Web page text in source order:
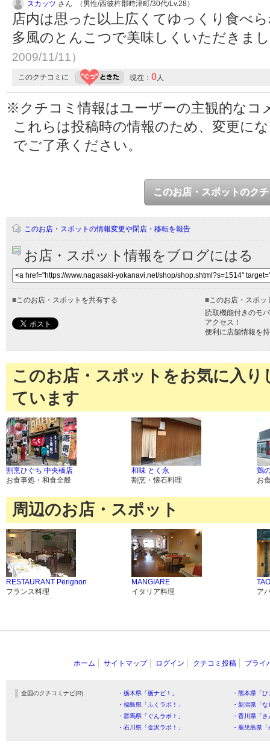
スカッツ さん （男性/西彼杵郡時津町/30代/Lv.28）
店内は思った以上広くてゆっくり食べ
多風のとんこつで美味しくいただきま
2009/11/11）
このクチコミに 現在： 0人
※クチコミ情報はユーザーの主観的なコ
これらは投稿時の情報のため、変更に
でご了承ください。
このお店・スポットのク
このお店・スポットの情報変更や閉店・移転を報告
お店・スポット情報をブログにはる
■このお店・スポットを共有する ■このお店・スポッ
読取機能付きのモ
アクセス！
便利に店舗情報を
このお店・スポットをお気に入
ています
割烹ひぐち 中央橋店
お食事処・和食全般
和味 とく永
割烹・懐石料理
鶏
お
周辺のお店・スポット
RESTAURANT Perignon
フランス料理
MANGIARE
イタリア料理
ア
ホーム サイトマップ ログイン クチコミ投稿 プライ
全国のクチコミナビ(R) ・栃木県「栃ナビ！」
・熊本県「
・福島県「ふくラボ！」
・新潟県「
・群馬県「ぐんラボ！」
・香川県「
・石川県「金沢ラボ！」
・鹿児島県